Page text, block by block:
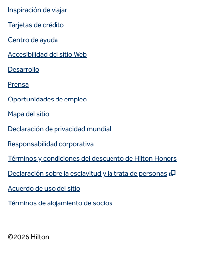
Inspiración de viajar
Tarjetas de crédito
Centro de ayuda
Accesibilidad del sitio Web
Desarrollo
Prensa
Oportunidades de empleo
Mapa del sitio
Declaración de privacidad mundial
Responsabilidad corporativa
Términos y condiciones del descuento de Hilton Honors
Declaración sobre la esclavitud y la trata de personas
,
Acuerdo de uso del sitio
Términos de alojamiento de socios
©2026 Hilton